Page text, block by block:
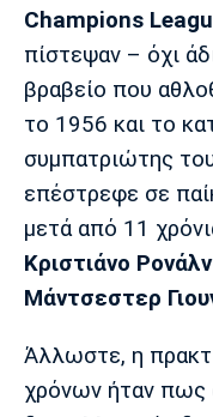
Μπορούσια
Ντόρτμουντ
Μονακό
Champions
πίστεψαν – όχι
βραβείο που
το 1956 και το
συμπατριώτης
επέστρεφε σε
μετά από 11
Κριστιάνο
Μάντσεστερ
Άλλωστε, η
χρόνων ήταν πως